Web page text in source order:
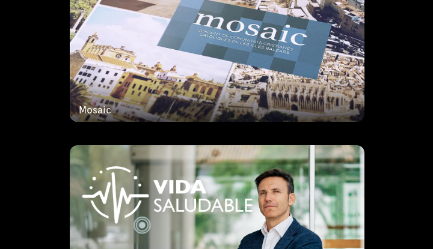
Mosaic
Vida saludable
IB3 Televisió estrena el nou programa de salut, ‘Vida
Saludable’, un format de servei públic on professionals
de les nostres illes de tots els àmbits sanitaris,
Rafel Nadal tanca el cercle